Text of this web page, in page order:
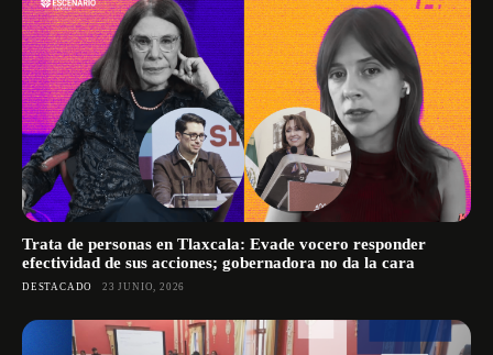
Trata de personas en Tlaxcala: Evade vocero responder
efectividad de sus acciones; gobernadora no da la cara
DESTACADO 23 JUNIO, 2026